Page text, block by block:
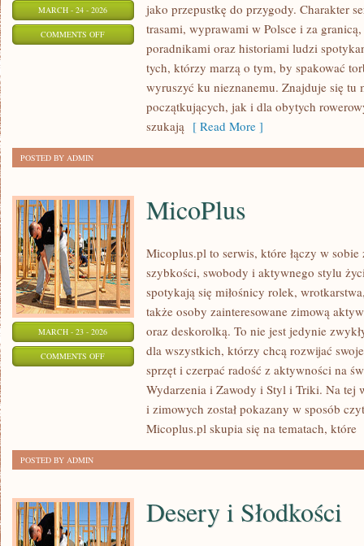
MARCH - 24 - 2026
COMMENTS OFFON
jako przepustkę do przygody. Charakter
trasami, wyprawami w Polsce i za
poradnikami oraz historiami ludzi
tych, którzy marzą o tym, by spakować
wyruszyć ku nieznanemu. Znajduje się tu
początkujących, jak i dla obytych
szukają [ Read More ]
POSTED BY ADMIN
MARCH - 23 - 2026
COMMENTS OFFON
MicoPlus
Micoplus.pl to serwis, które łączy w
szybkości, swobody i aktywnego stylu
spotykają się miłośnicy rolek,
także osoby zainteresowane zimową
oraz deskorolką. To nie jest jedynie
dla wszystkich, którzy chcą rozwijać
sprzęt i czerpać radość z aktywności na
Wydarzenia i Zawody i Styl i Triki. Na tej
i zimowych został pokazany w sposób
Micoplus.pl skupia się na tematach, które
POSTED BY ADMIN
Desery i Słodkości